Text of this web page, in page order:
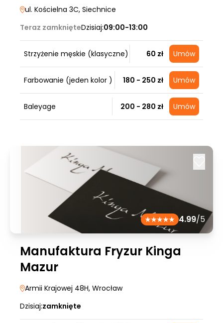
ul. Kościelna 3C, Siechnice
Teraz zamknięteDzisiaj:09:00-13:00
Strzyżenie męskie (klasyczne) 60 zł Umów
Farbowanie (jeden kolor ) 180 - 250 zł Umów
Baleyage 200 - 280 zł Umów
4.99/5
Manufaktura Fryzur Kinga
Mazur
Armii Krajowej 48H, Wrocław
Dzisiaj:zamknięte